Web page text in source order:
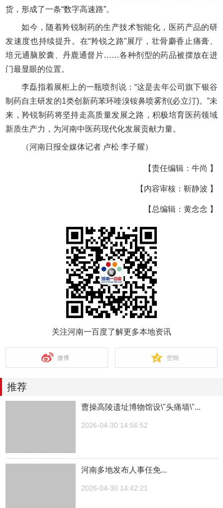
货，形成了一条“数字高速路”。
如今，随着羚锐制药的生产技术智能化，医药产品的研
发速度也持续提升。在“羚锐之路”展厅，壮骨麝香止痛膏、
培元通脑胶囊、丹鹿通督片……各种剂型的药品被摆放在进
门最显眼的位置。
李磊指着展柜上的一瓶喷剂说：“这是去年公司旗下银谷
制药自主研发的1类创新药苯环喹溴铵鼻喷雾剂(必立汀)。”未
来，羚锐制药将坚持走高质量发展之路，积极培育医药领域
新质生产力，为河南中医药现代化发展贡献力量。
（河南日报全媒体记者 卢松 李子耀）
【责任编辑：牛尚 】
【内容审核：靳静波 】
【总编辑：黄念念 】
关注河南一百度了解更多本地资讯
微博 空间
推荐
曹操高陵遗址博物馆设\"头痛墙\"...
2026-04-30 14:56:52
河南多地发布人事任免...
2026-04-30 14:42:21